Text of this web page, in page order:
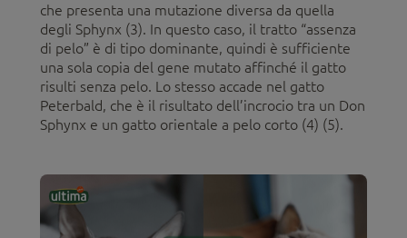
che presenta una mutazione diversa da quella
degli Sphynx (3). In questo caso, il tratto “assenza
di pelo” è di tipo dominante, quindi è sufficiente
una sola copia del gene mutato affinché il gatto
risulti senza pelo. Lo stesso accade nel gatto
Peterbald, che è il risultato dell’incrocio tra un Don
Sphynx e un gatto orientale a pelo corto (4) (5).